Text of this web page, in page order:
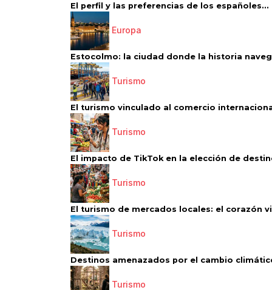
El perfil y las preferencias de los españoles...
Europa
Estocolmo: la ciudad donde la historia
Turismo
El turismo vinculado al comercio
Turismo
El impacto de TikTok en la elección de
Turismo
El turismo de mercados locales: el corazón
Turismo
Destinos amenazados por el cambio
Turismo